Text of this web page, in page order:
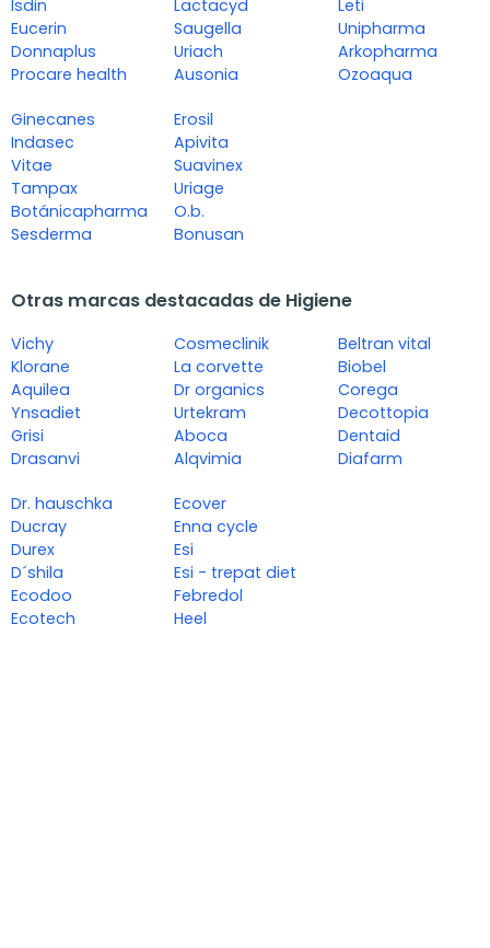
Isdin
Eucerin
Donnaplus
Procare health
Lactacyd
Saugella
Uriach
Ausonia
Leti
Unipharma
Arkopharma
Ozoaqua
Ginecanes
Indasec
Vitae
Tampax
Botánicapharma
Sesderma
Erosil
Apivita
Suavinex
Uriage
O.b.
Bonusan
Otras marcas destacadas de Higiene
Vichy
Klorane
Aquilea
Ynsadiet
Grisi
Drasanvi
Cosmeclinik
La corvette
Dr organics
Urtekram
Aboca
Alqvimia
Beltran vital
Biobel
Corega
Decottopia
Dentaid
Diafarm
Dr. hauschka
Ducray
Durex
D´shila
Ecodoo
Ecotech
Ecover
Enna cycle
Esi
Esi - trepat diet
Febredol
Heel